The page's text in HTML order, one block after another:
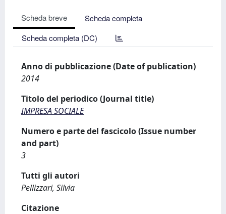
Scheda breve
Scheda completa
Scheda completa (DC)
Anno di pubblicazione (Date of publication)
2014
Titolo del periodico (Journal title)
IMPRESA SOCIALE
Numero e parte del fascicolo (Issue number
and part)
3
Tutti gli autori
Pellizzari, Silvia
Citazione